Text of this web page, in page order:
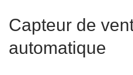
Capteur de
automatique